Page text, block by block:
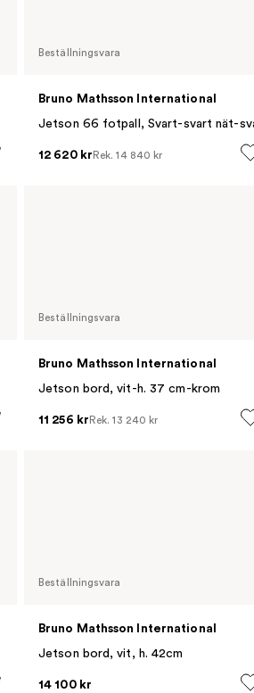
Beställningsvara
Bruno Mathsson International
12 620 kr Rek.14 840 kr
Beställningsvara
Bruno Mathsson International
Jetson bord, vit-h. 37 cm-krom
11 256 kr Rek.13 240 kr
Beställningsvara
Bruno Mathsson International
Jetson bord, vit, h. 42cm
14 100 kr